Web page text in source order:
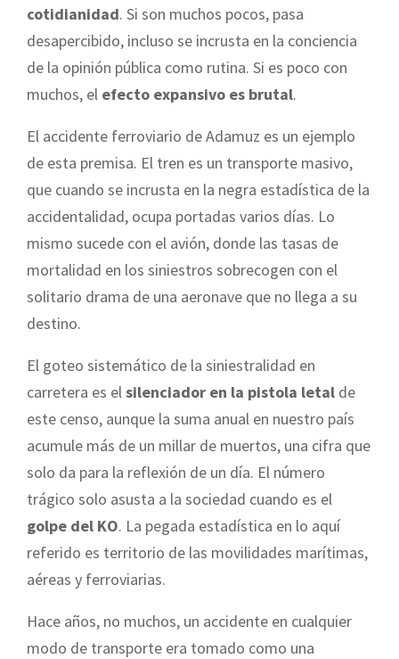
cotidianidad. Si son muchos pocos, pasa
desapercibido, incluso se incrusta en la conciencia
de la opinión pública como rutina. Si es poco con
muchos, el efecto expansivo es brutal.
El accidente ferroviario de Adamuz es un ejemplo
de esta premisa. El tren es un transporte masivo,
que cuando se incrusta en la negra estadística de la
accidentalidad, ocupa portadas varios días. Lo
mismo sucede con el avión, donde las tasas de
mortalidad en los siniestros sobrecogen con el
solitario drama de una aeronave que no llega a su
destino.
El goteo sistemático de la siniestralidad en
carretera es el silenciador en la pistola letal de
este censo, aunque la suma anual en nuestro país
acumule más de un millar de muertos, una cifra que
solo da para la reflexión de un día. El número
trágico solo asusta a la sociedad cuando es el
golpe del KO. La pegada estadística en lo aquí
referido es territorio de las movilidades marítimas,
aéreas y ferroviarias.
Hace años, no muchos, un accidente en cualquier
modo de transporte era tomado como una